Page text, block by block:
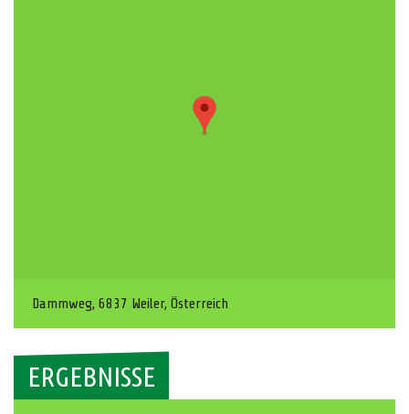
Dammweg, 6837 Weiler, Österreich
ERGEBNISSE